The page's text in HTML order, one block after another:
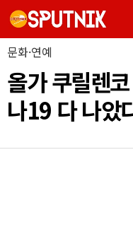
문화·연예
올가 쿠릴렌
나19 다 나았